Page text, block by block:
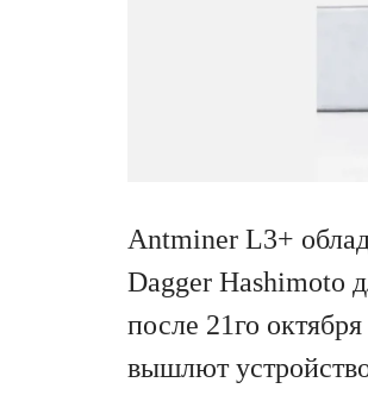
Antminer L3+
Dagger Hashimoto
после 21го
вышлют